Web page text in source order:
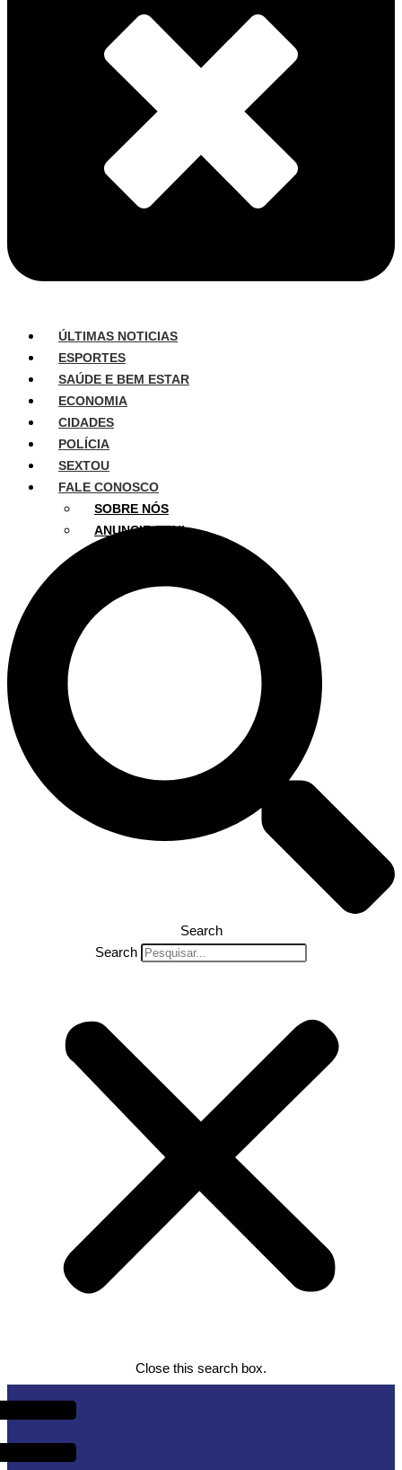
ÚLTIMAS NOTICIAS
ESPORTES
SAÚDE E BEM ESTAR
ECONOMIA
CIDADES
POLÍCIA
SEXTOU
FALE CONOSCO
SOBRE NÓS
ANUNCIE AQUI
Search
Search
Close this search box.